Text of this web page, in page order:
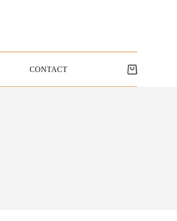
CONTACT
Panier